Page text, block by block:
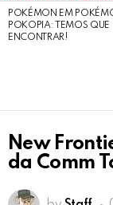
POKÉMON EM
POKOPIA: TEMOS QUE
ENCONTRAR!
New
da Comm